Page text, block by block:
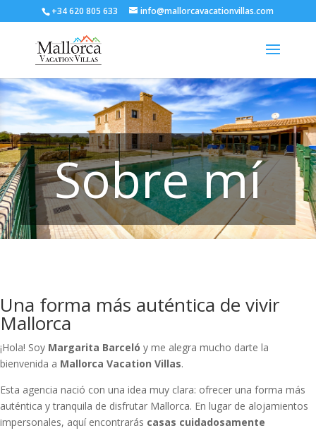
+34 620 805 633 info@mallorcavacationvillas.com
Sobre mí
Una forma más auténtica de vivir
Mallorca
¡Hola! Soy Margarita Barceló y me alegra mucho darte la
bienvenida a Mallorca Vacation Villas.
Esta agencia nació con una idea muy clara: ofrecer una forma más
auténtica y tranquila de disfrutar Mallorca. En lugar de alojamientos
impersonales, aquí encontrarás casas cuidadosamente